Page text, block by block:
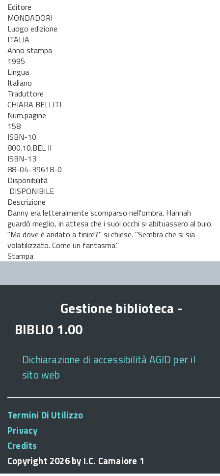
Editore
MONDADORI
Luogo edizione
ITALIA
Anno stampa
1995
Lingua
Italiano
Traduttore
CHIARA BELLITI
Num.pagine
158
ISBN-10
800.10.BEL II
ISBN-13
88-04-39618-0
Disponibilità
DISPONIBILE
Descrizione
Danny era letteralmente scomparso nell'ombra. Hannah
guardò meglio, in attesa che i suoi occhi si abituassero al buio.
"Ma dove è andato a finire?" si chiese. "Sembra che si sia
volatilizzato. Come un fantasma."
Stampa
Gestione biblioteca -
BIBLIO 1.00
Dichiarazione di accessibilità AGID per il
sito web
Termini Di Utilizzo
Privacy
Credits
Copyright 2026 by I.C. Camaiore 1